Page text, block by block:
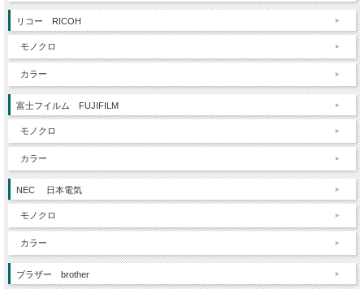
リコー RICOH
モノクロ
カラー
富士フイルム FUJIFILM
モノクロ
カラー
NEC 日本電気
モノクロ
カラー
ブラザー brother